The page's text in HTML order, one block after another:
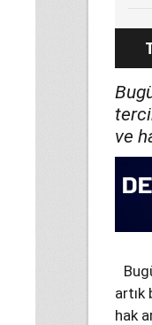
ve
artık
hak